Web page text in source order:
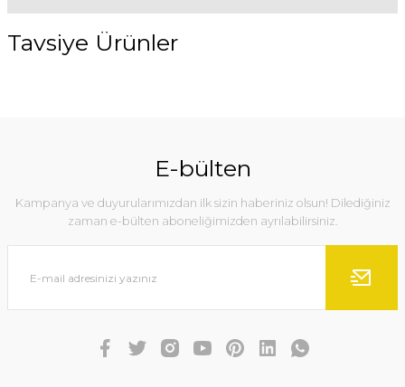
Bu ürünün fiyat bilgisi, resim, ürün açıklamalarında ve diğer
konularda yetersiz gördüğünüz noktaları öneri formunu kullanarak
Ürün bilgilerinde hatalar bulunuyor.
Ürün fiyatı diğer sitelerden daha pahalı.
Bu ürüne benzer farklı alternatifler olmalı.
Gönder
Tavsiye Ürünler
E-bülten
Kampanya ve duyurularımızdan ilk sizin haberiniz olsun! Dilediğiniz
zaman e-bülten aboneliğimizden ayrılabilirsiniz.